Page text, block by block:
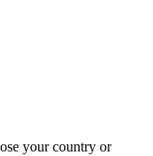
your country or